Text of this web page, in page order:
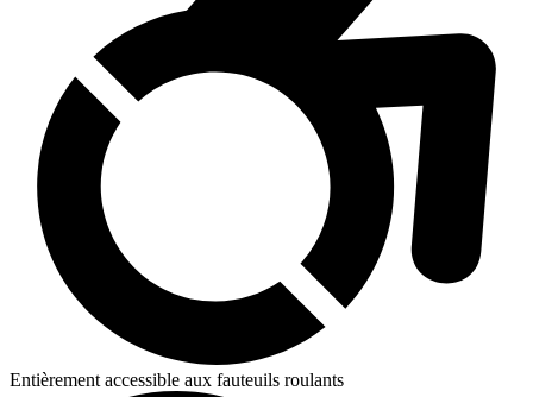
Entièrement accessible aux fauteuils roulants